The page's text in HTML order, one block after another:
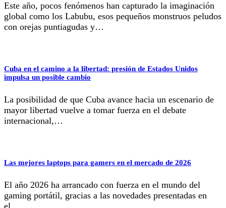
Este año, pocos fenómenos han capturado la imaginación
global como los Labubu, esos pequeños monstruos peludos
con orejas puntiagudas y…
Cuba en el camino a la libertad: presión de Estados Unidos
impulsa un posible cambio
La posibilidad de que Cuba avance hacia un escenario de
mayor libertad vuelve a tomar fuerza en el debate
internacional,…
Las mejores laptops para gamers en el mercado de 2026
El año 2026 ha arrancado con fuerza en el mundo del
gaming portátil, gracias a las novedades presentadas en